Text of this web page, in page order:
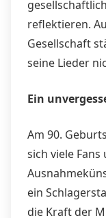
reflektieren.
Gesellschaft
seine Lieder
Ein
Am 90.
sich viele
ein
die Kraft der